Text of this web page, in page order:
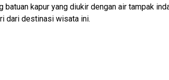
kapur yang diukir dengan air tampak
dari destinasi wisata ini.